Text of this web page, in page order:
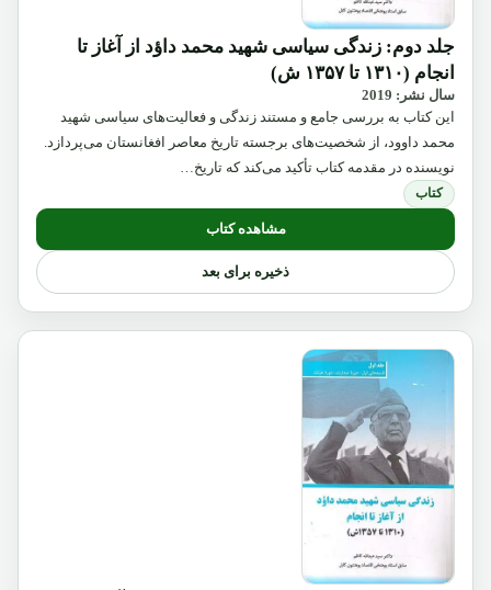
جلد دوم: زندگی سیاسی شهید محمد داؤد از آغاز تا
انجام (۱۳۱۰ تا ۱۳۵۷ ش)
سال نشر: 2019
این کتاب به بررسی جامع و مستند زندگی و فعالیت‌های سیاسی شهید
محمد داوود، از شخصیت‌های برجسته تاریخ معاصر افغانستان می‌پردازد.
نویسنده در مقدمه کتاب تأکید می‌کند که تاریخ…
کتاب
مشاهده کتاب
ذخیره برای بعد